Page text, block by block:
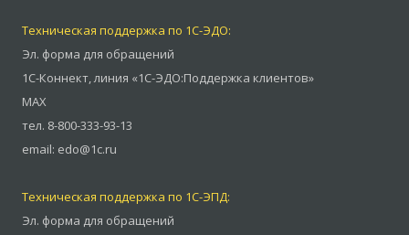
Техническая поддержка по 1С-ЭДО:
Эл. форма для обращений
1С-Коннект,линия «1С-ЭДО:Поддержка клиентов»
MAX
тел. 8-800-333-93-13
email: edo@1c.ru
Техническая поддержка по 1С-ЭПД:
Эл. форма для обращений